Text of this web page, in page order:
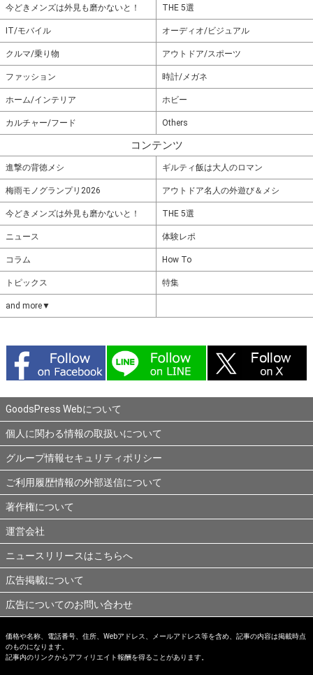
今どきメンズは外見も磨かないと！ THE 5選
IT/モバイル オーディオ/ビジュアル
クルマ/乗り物 アウトドア/スポーツ
ファッション 時計/メガネ
ホーム/インテリア ホビー
カルチャー/フード Others
コンテンツ
進撃の背徳メシ ギルティ飯は大人のロマン
梅雨モノグランプリ2026 アウトドア名人の外遊び＆メシ
今どきメンズは外見も磨かないと！ THE 5選
ニュース 体験レポ
コラム How To
トピックス 特集
and more▼
GoodsPress Webについて
個人に関わる情報の取扱いについて
グループ情報セキュリティポリシー
ご利用履歴情報の外部送信について
著作権について
運営会社
ニュースリリースはこちらへ
広告掲載について
広告についてのお問い合わせ
価格や名称、電話番号、住所、Webアドレス、メールアドレス等を含め、記事の内容は掲載時点
のものになります。
記事内のリンクからアフィリエイト報酬を得ることがあります。